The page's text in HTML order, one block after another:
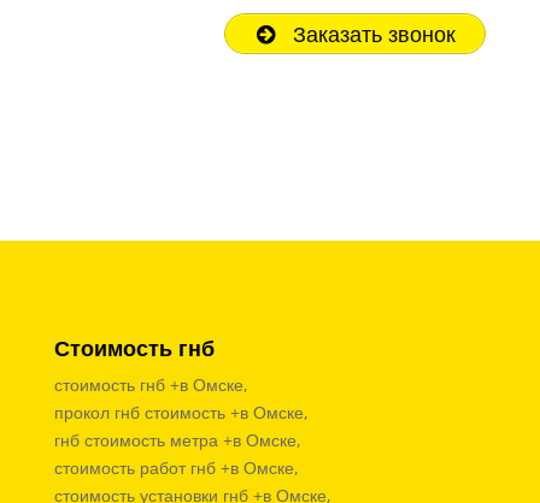
Заказать звонок
Стоимость гнб
стоимость гнб +в Омске,
прокол гнб стоимость +в Омске,
гнб стоимость метра +в Омске,
стоимость работ гнб +в Омске,
стоимость установки гнб +в Омске,